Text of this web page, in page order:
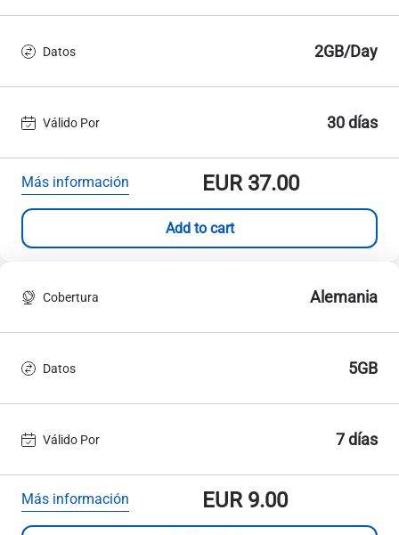
Datos 2GB/Day
Válido Por 30 días
Más información EUR37.00
Add to cart
Cobertura Alemania
Datos 5GB
Válido Por 7 días
Más información EUR9.00